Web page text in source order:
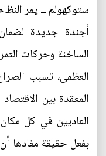
ستوكهولم ــ يمر
أجندة جديدة
الساخنة وحركات
العظمى، تسبب
المعقدة بين
العاديين في كل
بفعل حقيقة مفادها